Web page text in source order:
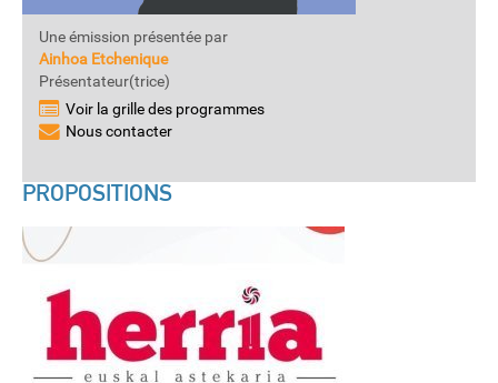
Une émission présentée par
Ainhoa Etchenique
Présentateur(trice)
Voir la grille des programmes
Nous contacter
PROPOSITIONS